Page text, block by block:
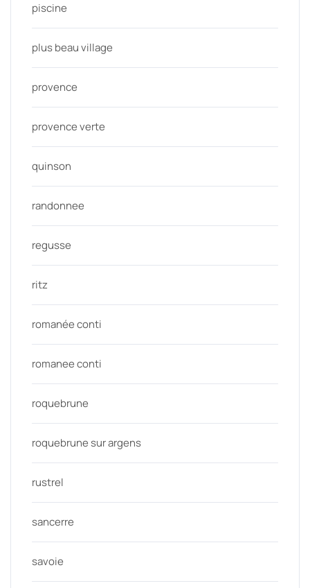
piscine
plus beau village
provence
provence verte
quinson
randonnee
regusse
ritz
romanée conti
romanee conti
roquebrune
roquebrune sur argens
rustrel
sancerre
savoie